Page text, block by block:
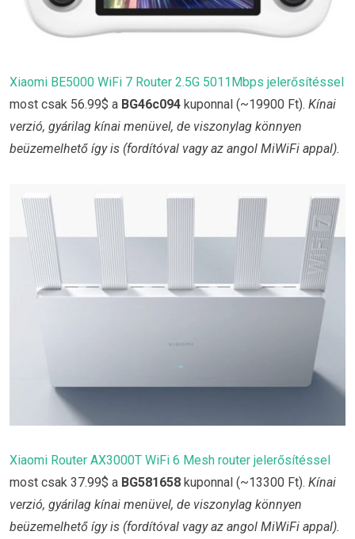
Xiaomi BE5000 WiFi 7 Router 2.5G 5011Mbps jelerősítéssel
most csak 56.99$ a BG46c094 kuponnal (~19900 Ft). Kínai
verzió, gyárilag kínai menüvel, de viszonylag könnyen
beüzemelhető így is (fordítóval vagy az angol MiWiFi appal).
Xiaomi Router AX3000T WiFi 6 Mesh router jelerősítéssel
most csak 37.99$ a BG581658 kuponnal (~13300 Ft). Kínai
verzió, gyárilag kínai menüvel, de viszonylag könnyen
beüzemelhető így is (fordítóval vagy az angol MiWiFi appal).